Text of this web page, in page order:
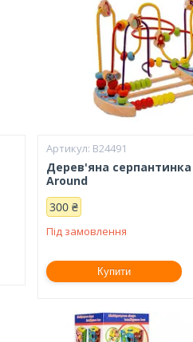
B24491
Дерев'яна серпантинка
Around
300 ₴
Під замовлення
Купити